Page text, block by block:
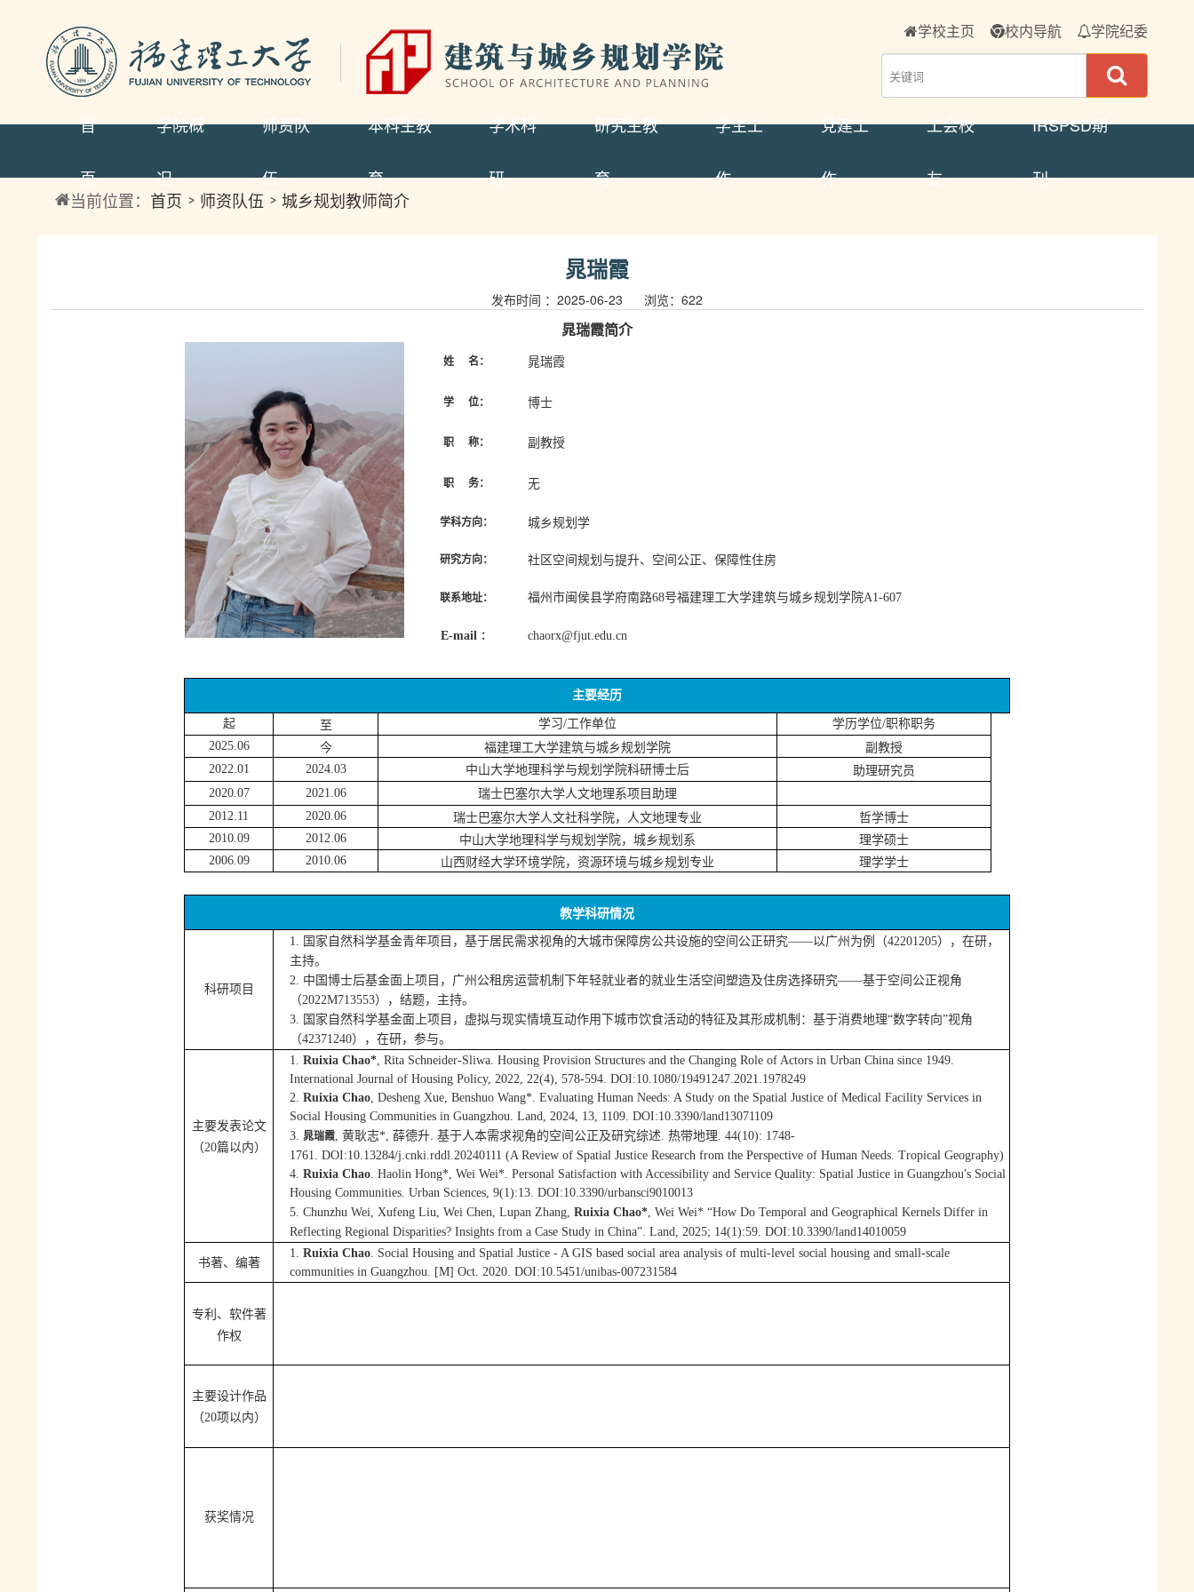
学校主页 校内导航 学院纪委
首
页
学院概
况
师资队
伍
本科生教
育
学术科
研
研究生教
育
学生工
作
党建工
作
工会校
友
IRSPSD期
刊
当前位置： 首页 师资队伍 城乡规划教师简介
晁瑞霞
发布时间 ：2025-06-23 浏览： 622
晁瑞霞简介
姓 名： 晁瑞霞
学 位： 博士
职 称： 副教授
职 务： 无
学科方向： 城乡规划学
研究方向： 社区空间规划与提升、空间公正、保障性住房
联系地址： 福州市闽侯县学府南路68号福建理工大学建筑与城乡规划学院A1-607
E-mail ： chaorx@fjut.edu.cn
主要经历
起 至 学习/工作单位 学历学位/职称职务
2025.06 今 福建理工大学建筑与城乡规划学院 副教授
2022.01 2024.03 中山大学地理科学与规划学院科研博士后 助理研究员
2020.07 2021.06 瑞士巴塞尔大学人文地理系项目助理
2012.11 2020.06 瑞士巴塞尔大学人文社科学院，人文地理专业 哲学博士
2010.09 2012.06 中山大学地理科学与规划学院，城乡规划系 理学硕士
2006.09 2010.06 山西财经大学环境学院，资源环境与城乡规划专业 理学学士
教学科研情况
科研项目
1. 国家自然科学基金青年项目，基于居民需求视角的大城市保障房公共设施的空间公正研究——以广州为例（42201205），在研，
主持。
2. 中国博士后基金面上项目，广州公租房运营机制下年轻就业者的就业生活空间塑造及住房选择研究——基于空间公正视角
（2022M713553），结题，主持。
3. 国家自然科学基金面上项目，虚拟与现实情境互动作用下城市饮食活动的特征及其形成机制：基于消费地理“数字转向”视角
（42371240），在研，参与。
主要发表论文
（20篇以内）
1. Ruixia Chao*, Rita Schneider-Sliwa. Housing Provision Structures and the Changing Role of Actors in Urban China since 1949.
International Journal of Housing Policy, 2022, 22(4), 578-594. DOI:10.1080/19491247.2021.1978249
2. Ruixia Chao, Desheng Xue, Benshuo Wang*. Evaluating Human Needs: A Study on the Spatial Justice of Medical Facility Services in
Social Housing Communities in Guangzhou. Land, 2024, 13, 1109. DOI:10.3390/land13071109
3. 晁瑞霞, 黄耿志*, 薛德升. 基于人本需求视角的空间公正及研究综述. 热带地理. 44(10): 1748-
1761. DOI:10.13284/j.cnki.rddl.20240111 (A Review of Spatial Justice Research from the Perspective of Human Needs. Tropical Geography)
4. Ruixia Chao. Haolin Hong*, Wei Wei*. Personal Satisfaction with Accessibility and Service Quality: Spatial Justice in Guangzhou's Social
Housing Communities. Urban Sciences, 9(1):13. DOI:10.3390/urbansci9010013
5. Chunzhu Wei, Xufeng Liu, Wei Chen, Lupan Zhang, Ruixia Chao*, Wei Wei* “How Do Temporal and Geographical Kernels Differ in
Reflecting Regional Disparities? Insights from a Case Study in China”. Land, 2025; 14(1):59. DOI:10.3390/land14010059
书著、 编著
1. Ruixia Chao. Social Housing and Spatial Justice - A GIS based social area analysis of multi-level social housing and small-scale
communities in Guangzhou. [M] Oct. 2020. DOI:10.5451/unibas-007231584
专利 、软件著
作权
主要设计作品
（20项以内）
获奖情况